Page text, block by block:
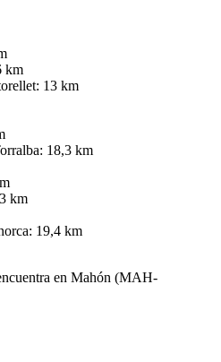
km
13 km
18,3 km
km
19,4 km
en Mahón (MAH-